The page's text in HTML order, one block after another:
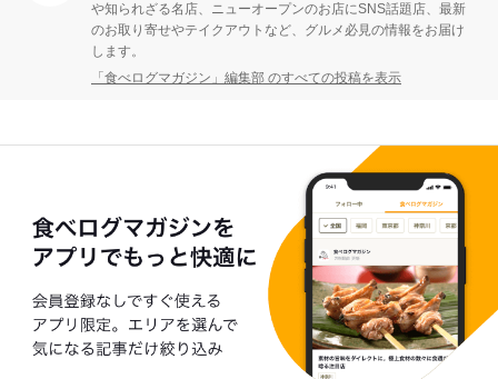
や知られざる名店、ニューオープンのお店にSNS話題店、最新
のお取り寄せやテイクアウトなど、グルメ必見の情報をお届け
します。
「食べログマガジン」編集部 のすべての投稿を表示